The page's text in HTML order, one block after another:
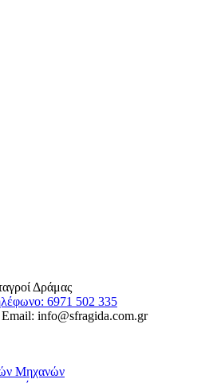
Δράμας
6971 502 335
Email: info@sfragida.com.gr
Μηχανών